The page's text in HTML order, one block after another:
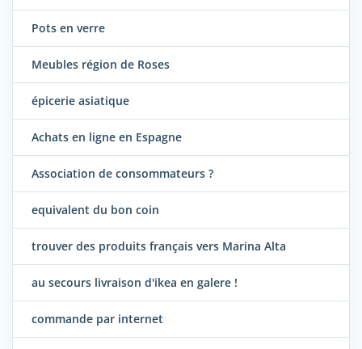
Pots en verre
Meubles région de Roses
épicerie asiatique
Achats en ligne en Espagne
Association de consommateurs ?
equivalent du bon coin
trouver des produits français vers Marina Alta
au secours livraison d'ikea en galere !
commande par internet